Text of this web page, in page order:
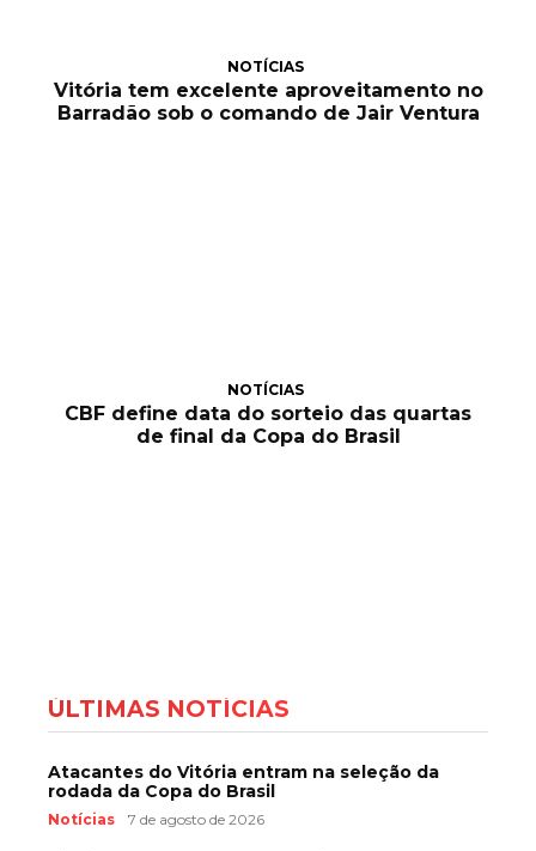
NOTÍCIAS
Vitória tem excelente aproveitamento no
Barradão sob o comando de Jair Ventura
NOTÍCIAS
CBF define data do sorteio das quartas
de final da Copa do Brasil
ÚLTIMAS NOTÍCIAS
Atacantes do Vitória entram na seleção da
rodada da Copa do Brasil
Notícias 7 de agosto de 2026